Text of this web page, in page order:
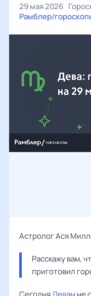
29 мая 2026
Рамблер/
Астролог Ася
Расскажу вам,
приготовил